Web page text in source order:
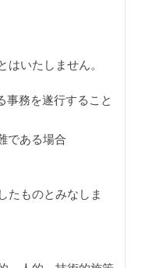
いたしません。
事務を遂行すること
である場合
たものとみなしま